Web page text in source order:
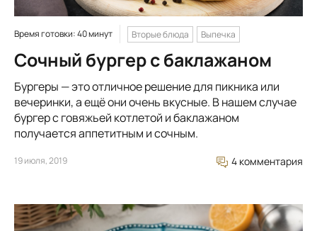
Время готовки: 40 минут Вторые блюда Выпечка
Сочный бургер с баклажаном
Бургеры — это отличное решение для пикника или
вечеринки, а ещё они очень вкусные. В нашем случае
бургер с говяжьей котлетой и баклажаном
получается аппетитным и сочным.
19 июля, 2019 4 комментария